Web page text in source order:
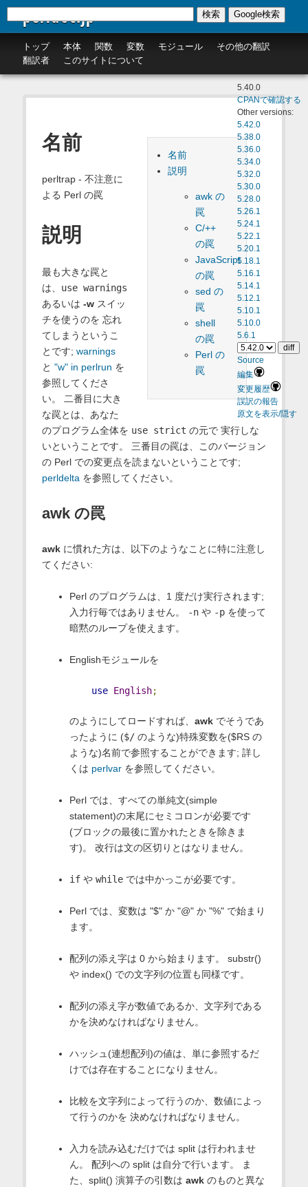
perldoc.jp
トップ 本体 関数 変数 モジュール
その他の翻訳
翻訳者
このサイトについて
検索 Google検索
5.40.0
CPANで確認する
Other versions:
5.42.0
5.38.0
5.36.0
5.34.0
5.32.0
5.30.0
5.28.0
5.26.1
5.24.1
5.22.1
5.20.1
5.18.1
5.16.1
5.14.1
5.12.1
5.10.1
5.10.0
5.6.1
Source
編集
変更履歴
誤訳の報告
原文を表示/隠す
名前
説明
awk の
罠
C/++
の罠
JavaScript
の罠
sed の
罠
shell
の罠
Perl の
罠
名前
perltrap - 不注意に
よる Perl の罠
説明
最も大きな罠と
は、 use warnings
あるいは -wスイッ
チを使うのを 忘れ
てしまうというこ
とです; warnings
と "w" in perlrun を
参照してくださ
い。 二番目に大き
な罠とは、あなた
のプログラム全体を use strict の元で 実行しな
いということです。 三番目の罠は、このバージョン
の Perl での変更点を読まないということです;
perldelta を参照してください。
awk の罠
awkに慣れた方は、以下のようなことに特に注意し
てください:
Perl のプログラムは、1 度だけ実行されます;
入力行毎ではありません。
-nや -pを使って
暗黙のループを使えます。
Englishモジュールを
use English;
のようにしてロードすれば、 awkでそうであ
ったように ($/のような)特殊変数を($RS の
ような)名前で参照することができます; 詳し
くは perlvarを参照してください。
Perl では、すべての単純文(simple
statement)の末尾にセミコロンが必要です
(ブロックの最後に置かれたときを除きま
す)。 改行は文の区切りとはなりません。
ifや whileでは中かっこが必要です。
Perl では、変数は "$" か "@" か "%" で始まり
ます。
配列の添え字は 0 から始まります。 substr()
や index() での文字列の位置も同様です。
配列の添え字が数値であるか、文字列である
かを決めなければなりません。
ハッシュ(連想配列)の値は、単に参照するだ
けでは存在することになりません。
比較を文字列によって行うのか、数値によっ
て行うのかを 決めなければなりません。
入力を読み込むだけでは split は行われませ
ん。 配列への split は自分で行います。 ま
た、split() 演算子の引数は awkのものと異な